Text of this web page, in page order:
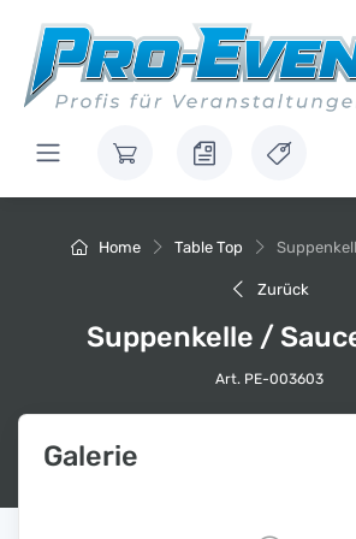
Home Table Top
Zurück
Suppenkelle /
Art. PE-003603
Galerie